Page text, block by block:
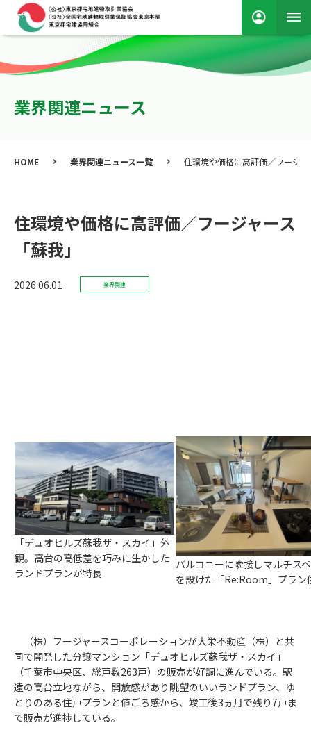
業界関連ニュース
HOME 業界関連ニュース一覧 住環境や価格に高評価／フージャ
住環境や価格に高評価／フージャース
「蘇我」
2026.06.01 業界関連
「デュオヒルズ蘇我ザ・スカイ」外
観。高台の高低差を巧みに生かした
ランドプランが特長
バルコニーに隣接しマルチス
を設けた「Re:Room」プラン
（株）フージャースコーポレーションが大栄不動産（株）と共
同で開発した分譲マンション「デュオヒルズ蘇我ザ・スカイ」
（千葉市中央区、総戸数263戸）の販売が好調に進んでいる。駅
遠の高台立地ながら、開放感があり眺望のいいランドプラン、ゆ
とりのある住戸プランと値ごろ感から、竣工後3ヵ月で残り7戸ま
で販売が進捗している。